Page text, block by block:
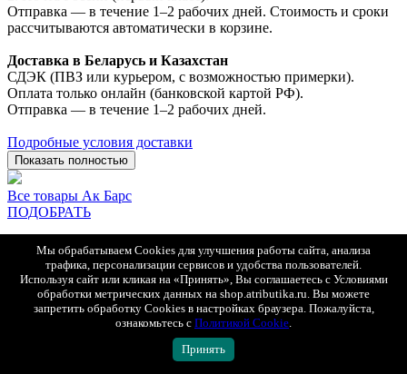
Отправка — в течение 1–2 рабочих дней. Стоимость и сроки
рассчитываются автоматически в корзине.
Доставка в Беларусь и Казахстан
СДЭК (ПВЗ или курьером, с возможностью примерки).
Оплата только онлайн (банковской картой РФ).
Отправка — в течение 1–2 рабочих дней.
Подробные условия доставки
Показать полностью
Все товары Ак Барс
ПОДОБРАТЬ
СОПУТСТВУЮЩИЕ ТОВАРЫ
БЫСТРЫЙ ПРОСМОТР
Мы обрабатываем Cookies для улучшения работы сайта, анализа
трафика, персонализации сервисов и удобства пользователей.
Используя сайт или кликая на «Принять», Вы соглашаетесь с Условиями
обработки метрических данных на shop.atributika.ru. Вы можете
запретить обработку Cookies в настройках браузера. Пожалуйста,
ознакомьтесь с Политикой Cookie.
Принять